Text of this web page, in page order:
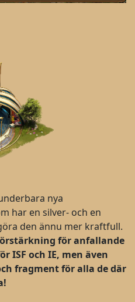
nya
har en silver- och en
den ännu mer kraftfull.
för anfallande
ISF och IE, men även
fragment för alla de där